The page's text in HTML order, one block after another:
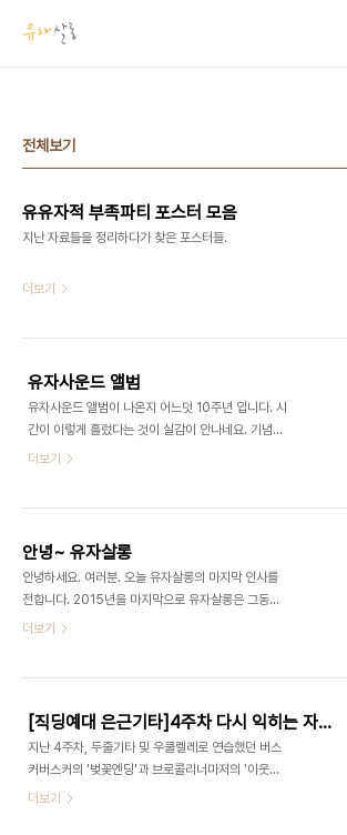
전체보기
유유자적 부족파티 포스터 모음
지난 자료들을 정리하다가 찾은 포스터들.
더보기
유자사운드 앨범
유자사운드 앨범이 나온지 어느덧 10주년 입니다. 시
간이 이렇게 흘렀다는 것이 실감이 안나네요. 기념하
여 이곳 홈페이지에 짧은 메모를 남겨봅니다. 참, 유
더보기
안녕~ 유자살롱
안녕하세요. 여러분. 오늘 유자살롱의 마지막 인사를
전합니다. 2015년을 마지막으로 유자살롱은 그동안
의 모든 활동을 정리하고 문을 닫기로 했습니다. 지난
되고자 했습니다. 그동안 유자살롱이라는 이름 아래
인생에 다시 올 수 없는 멋진 순간들이 가득했음을 자
랑스럽게 이야기할 수 있습니다. 이런 순간들을 만들
수 있었던 것은 모두 함께 했던 친구들, 어른들 덕분
입니다. 한 분 한 분 다 나열하지 못하지만 유자살롱
더보기
[직딩예대 은근기타]4주차 다시 익히는 자료 입니다.
지난 4주차, 두줄기타 및 우쿨렐레로 연습했던 버스
커버스커의 '벚꽃엔딩'과 브로콜리너마저의 '이웃에
방해가 되지 않는 선에서' 입니다. 은근히 잘만든 악
더보기